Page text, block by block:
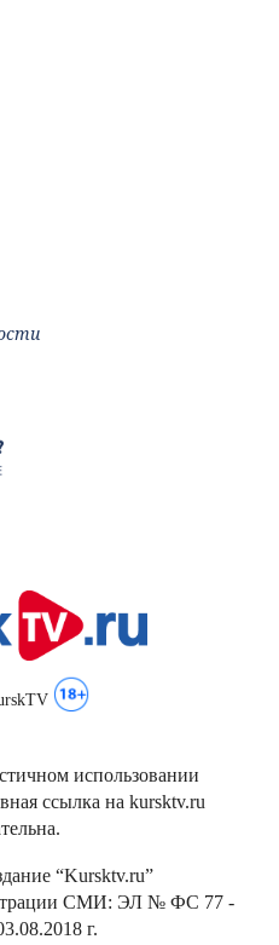
использовании
ссылка на kursktv.ru
“Kursktv.ru”
СМИ: ЭЛ № ФС 77 -
г.